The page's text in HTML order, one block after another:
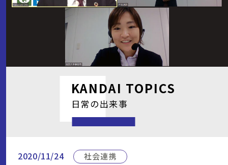
KANDAI TOPICS
日常の出来事
2020/11/24 社会連携